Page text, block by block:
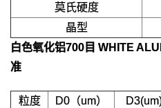
莫氏硬度
晶型
白色氧化铝700目 WHITE
准
粒度 D0（um）